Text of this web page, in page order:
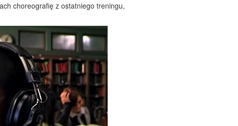
choreografię z ostatniego treningu,